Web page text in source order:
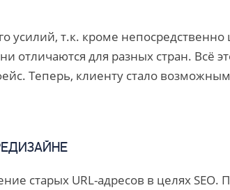
усилий, т.к. кроме непосредственно
отличаются для разных стран. Всё
Теперь, клиенту стало
старых URL-адресов в целях SEO.